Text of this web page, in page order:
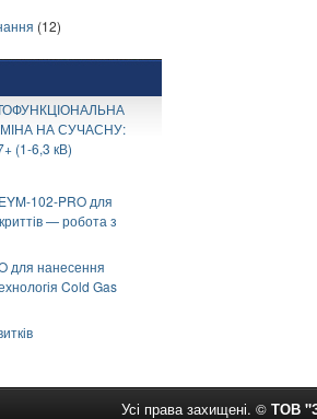
(12)
НА СУЧАСНУ:
(1-6,3 кВ)
102-PRO для
— робота з
для нанесення
Cold Gas
Усі права захищені. © ТОВ